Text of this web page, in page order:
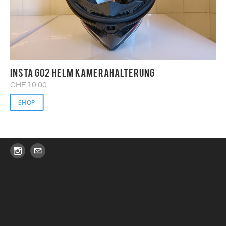
Insta GO2 Helm Kamerahalterung
CHF 10.00
SHOP